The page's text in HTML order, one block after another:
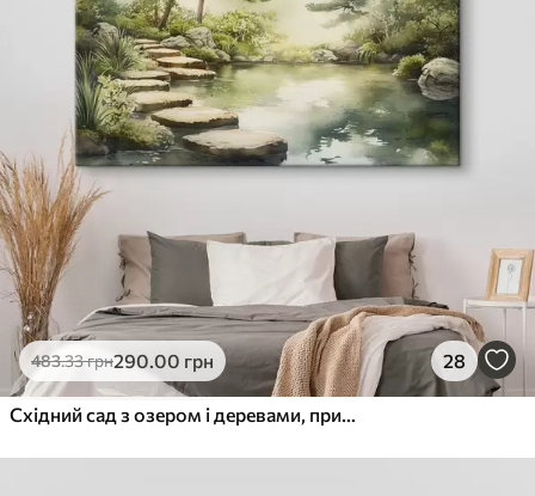
483.33грн290.00 грн 28
Східний сад з озером і деревами, природа, акварельний стиль